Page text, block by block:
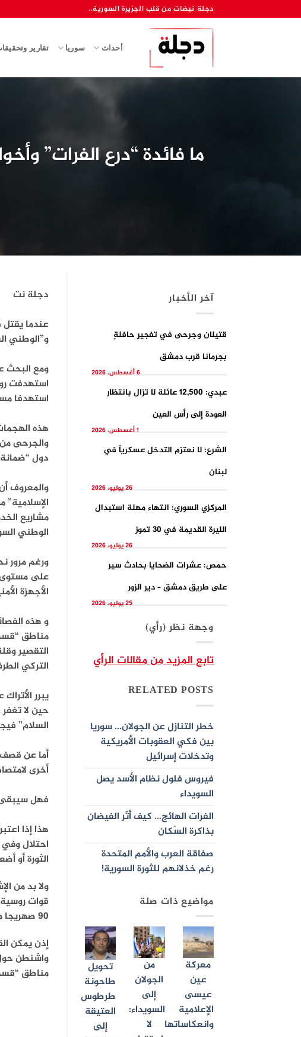
للمحتوى
دجلة نبضات من قلب الجزيرة السورية..
أحداث سوريا تقارير
ما فائدة “درع الفرات”
آخر الأخبار
قتيلان وجرحى في تفجيرِ حافلةٍ
بجرمانا قرب دمشق
6 أغسطس، 2026
عبدي: 12,500 عائلة لا تزال بانتظار
العودة إلى رأس العين
1 أغسطس، 2026
الشرع: لا نعتزم التدخل عسكرياً في
لبنان
26 يوليو، 2026
المركزي السوري: انتهاء مهلة استبدال
الليرة القديمة في 30 تموز
26 يوليو، 2026
حمص: عشرات الضحايا بحادث سير
على طريق دمشق – دير الزور
25 يوليو، 2026
وجهة نظر (رأي)
تابع المزيد من مقالات الرأي
RELATED POSTS
خطر التنازل عن الجولان… سوريا
بين فكي العقوبات الأمريكية
وتدخلات إسرائيل
فيروس فلول نظام الأسد يصل
السويداء
الفرات الهائج… كيف أثّر الفيضان
بذاكرة السّكان
صفاقة العرب والأمم المتحدة
رغم خذلانهم للثورة السورية!
مواضيع ذات صلة
معركة
عين
عيسى
الإعلامية
وانعكاساتها
من
الجولان
إلى
السويداء:
لا
تحويل
طاحونة
طرطوس
العتيقة
إلى
دجلة نت
عندما
و”الوطني
ومع البحث
استهدفت
استهدفا مساء الجمعة (23.10.2020)، سوق
هذه
والجرحى
دول “ضمانة
مشاريع
الوطني
ورغم مرور
على مستوى
الأجهزة
و هذه
مناطق
التقصير
التركي
يبرر
حين لا
السلام”
أما عن قصف
أخرى
فهل سيبقى
هذا إذا
احتلال
الثورة أو
ولا بد من
قوات
90 صهريجا مخصصا لنقل النفط إلى حمص والساحل بساحة الحسكة منذ 40 يوميا.
إذن يمكن
مناطق